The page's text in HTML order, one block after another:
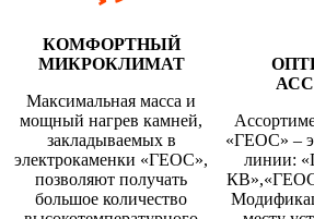
КОМФОРТНЫЙ
МИКРОКЛИМАТ
Максимальная масса и
мощный нагрев камней,
закладываемых в
электрокаменки «ГЕОС»,
позволяют получать
большое количество
«ГЕОС» –
линии: